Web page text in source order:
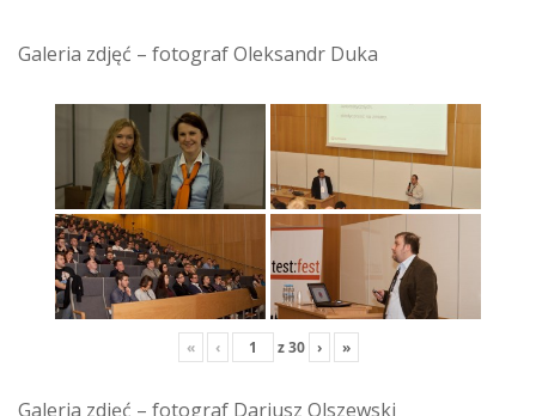
Galeria zdjęć – fotograf Oleksandr Duka
« ‹ z30 › »
Galeria zdjęć – fotograf Dariusz Olszewski